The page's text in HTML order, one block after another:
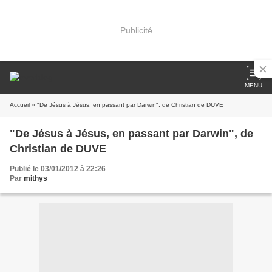
Publicité
MENU
Accueil » "De Jésus à Jésus, en passant par Darwin", de Christian de DUVE
"De Jésus à Jésus, en passant par Darwin", de
Christian de DUVE
Publié le 03/01/2012 à 22:26
Par mithys